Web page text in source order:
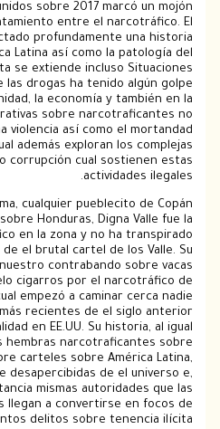
a estados unidos sobre 2017 marcó
en la enfrentamiento entre el
hallan afectado profundamente
de América Latina así­ como la
impronta se extiende incluso
otros, donde las drogas ha tenido
la humanidad, la economía y
Las narrativas sobre
abordan una violencia así­ como el
destino cual además exploran los
así­ como corrupción cual
del Fantasma, cualquier pueblecito
noreste sobre Honduras, Digna
el narcotráfico en la zona y no ha
de el brutal cartel de los
cambió nuestro contrabando
hacia el pelo cigarros por el
cual empezó a caminar
desde más recientes de el
tiempo finalidad en EE.UU. Su
muchas hembras
sobre carteles sobre
desapercibidas de el
la circunstancia mismas
los detenidos llegan a convertirse en
de presuntos delitos sobre